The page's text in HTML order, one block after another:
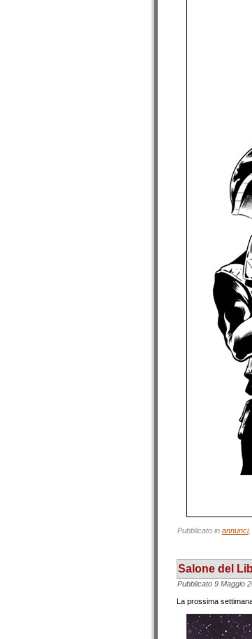
Pubblicato in annunci,
Salone del
Pubblicato 9 Maggio
La prossima